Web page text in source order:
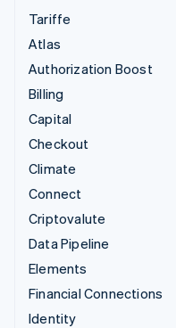
Tariffe
Atlas
Authorization Boost
Billing
Capital
Checkout
Climate
Connect
Criptovalute
Data Pipeline
Elements
Financial Connections
Identity